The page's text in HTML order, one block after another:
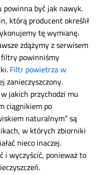
być jak nawyk.
którą producent określił
tę wymianę.
zdążymy z serwisem
filtry powinniśmy
Filtr powietrza w
zanieczyszczony.
jakich przychodzi mu
ciągnikiem po
naturalnym” są
w których zbiorniki
nieco inaczej.
i wyczyścić, ponieważ to